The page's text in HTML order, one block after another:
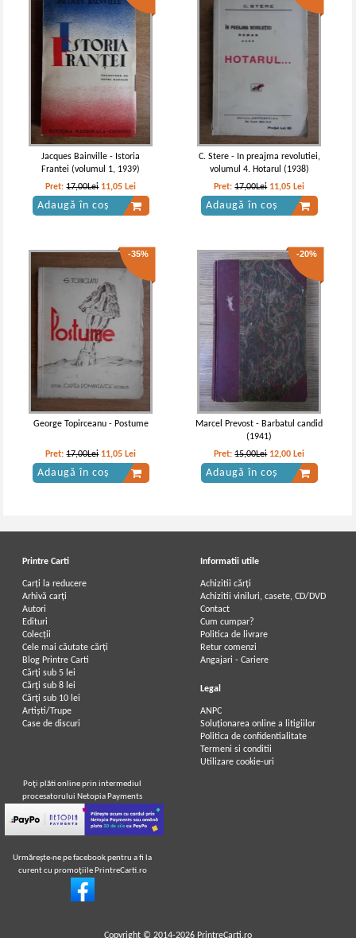
Jacques Bainville - Istoria
Frantei (volumul 1, 1939)
Pret:17,00Lei 11,05 Lei
Adaugă în coș
C. Stere - In preajma revolutiei,
volumul 4. Hotarul (1938)
Pret:17,00Lei 11,05 Lei
Adaugă în coș
-35%
George Topirceanu - Postume
Pret:17,00Lei 11,05 Lei
Adaugă în coș
-20%
Marcel Prevost - Barbatul candid
(1941)
Pret:15,00Lei 12,00 Lei
Adaugă în coș
Printre Carti
Carți la reducere
Arhivă carți
Autori
Edituri
Colecții
Cele mai căutate cărți
Blog Printre Carti
Cărţi sub 5 lei
Cărţi sub 8 lei
Cărţi sub 10 lei
Artiști/Trupe
Case de discuri
Informatii utile
Achizitii cărți
Achizitii viniluri, casete, CD/DVD
Contact
Cum cumpar?
Politica de livrare
Retur comenzi
Angajari - Cariere
Legal
ANPC
Soluționarea online a litigiilor
Politica de confidentialitate
Termeni si conditii
Utilizare cookie-uri
Poţi plăti online prin intermediul
procesatorului Netopia Payments
Urmăreşte-ne pe facebook pentru a fi la
curent cu promoţiile PrintreCarti.ro
Copyright © 2014-2026 PrintreCarti.ro